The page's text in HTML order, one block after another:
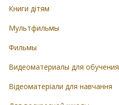
Книги дітям
Мультфильмы
Фильмы
Видеоматериалы для обучения
Відеоматеріали для навчання